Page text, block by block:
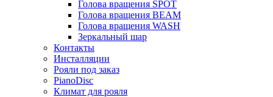
Голова вращения SPOT
Голова вращения BEAM
Голова вращения WASH
Зеркальный шар
Контакты
Инсталляции
Рояли под заказ
PianoDisc
Климат для рояля